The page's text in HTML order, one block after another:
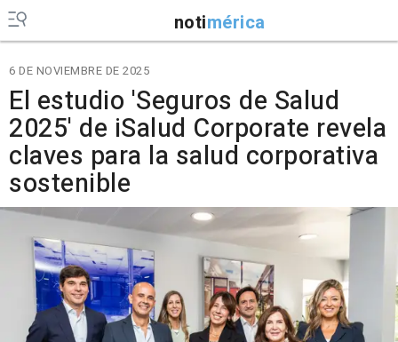
notimérica
6 DE NOVIEMBRE DE 2025
El estudio 'Seguros de Salud
2025' de iSalud Corporate revela
claves para la salud corporativa
sostenible